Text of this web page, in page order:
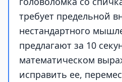
требует предельной
нестандартного
предлагают за 10
математическом
исправить ее,